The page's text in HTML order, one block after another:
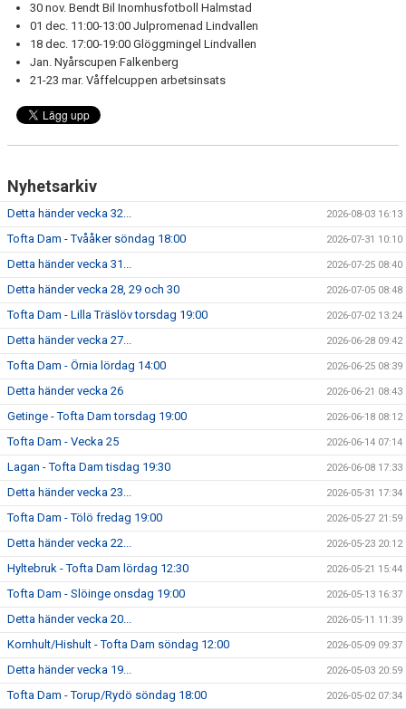
30 nov. Bendt Bil Inomhusfotboll Halmstad
01 dec. 11:00-13:00 Julpromenad Lindvallen
18 dec. 17:00-19:00 Glöggmingel Lindvallen
Jan. Nyårscupen Falkenberg
21-23 mar. Våffelcuppen arbetsinsats
Nyhetsarkiv
Detta händer vecka 32... 2026-08-03 16:13
Tofta Dam - Tvååker söndag 18:00 2026-07-31 10:10
Detta händer vecka 31... 2026-07-25 08:40
Detta händer vecka 28, 29 och 30 2026-07-05 08:48
Tofta Dam - Lilla Träslöv torsdag 19:00 2026-07-02 13:24
Detta händer vecka 27... 2026-06-28 09:42
Tofta Dam - Örnia lördag 14:00 2026-06-25 08:39
Detta händer vecka 26 2026-06-21 08:43
Getinge - Tofta Dam torsdag 19:00 2026-06-18 08:12
Tofta Dam - Vecka 25 2026-06-14 07:14
Lagan - Tofta Dam tisdag 19:30 2026-06-08 17:33
Detta händer vecka 23... 2026-05-31 17:34
Tofta Dam - Tölö fredag 19:00 2026-05-27 21:59
Detta händer vecka 22... 2026-05-23 20:12
Hyltebruk - Tofta Dam lördag 12:30 2026-05-21 15:44
Tofta Dam - Slöinge onsdag 19:00 2026-05-13 16:37
Detta händer vecka 20... 2026-05-11 11:39
Kornhult/Hishult - Tofta Dam söndag 12:00 2026-05-09 09:37
Detta händer vecka 19... 2026-05-03 20:59
Tofta Dam - Torup/Rydö söndag 18:00 2026-05-02 07:34